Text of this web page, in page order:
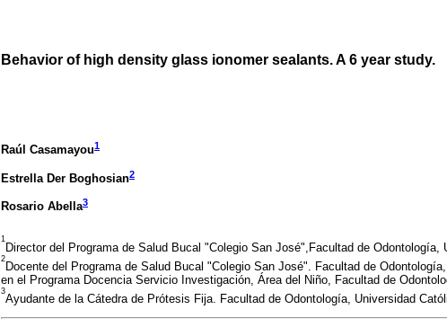
Behavior of high density glass ionomer sealants. A 6 year study.
Raúl Casamayou1
Estrella Der Boghosian2
Rosario Abella3
1
Director del Programa de Salud Bucal "Colegio San José",Facultad de Odontología,
2
Docente del Programa de Salud Bucal "Colegio San José". Facultad de
en el Programa Docencia Servicio Investigación, Área del Niño, Facultad de
3
Ayudante de la Cátedra de Prótesis Fija. Facultad de Odontología, Universidad